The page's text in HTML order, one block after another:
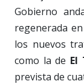
Gobierno
regenerada
los nuevos
como la de El
prevista de